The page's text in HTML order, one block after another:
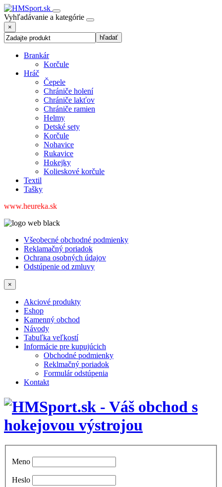
Vyhľadávanie a kategórie
×
Brankár
Korčule
Hráč
Čepele
Chrániče holení
Chrániče lakťov
Chrániče ramien
Helmy
Detské sety
Korčule
Nohavice
Rukavice
Hokejky
Kolieskové korčule
Textil
Tašky
www.heureka.sk
Všeobecné obchodné podmienky
Reklamačný poriadok
Ochrana osobných údajov
Odstúpenie od zmluvy
×
Akciové produkty
Eshop
Kamenný obchod
Návody
Tabuľka veľkostí
Informácie pre kupujúcich
Obchodné podmienky
Reklmačný poriadok
Formulár odstúpenia
Kontakt
Meno
Heslo